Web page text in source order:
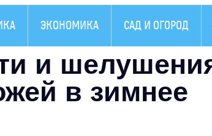
ЭКОНОМИКА САД И ОГОРОД
и
в зимнее